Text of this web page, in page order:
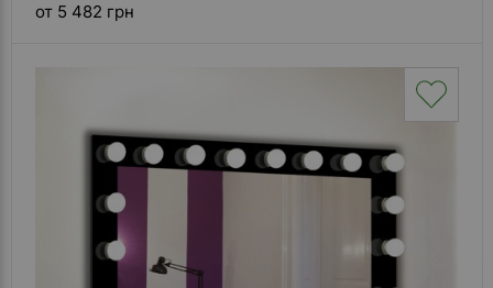
от 5 482 грн